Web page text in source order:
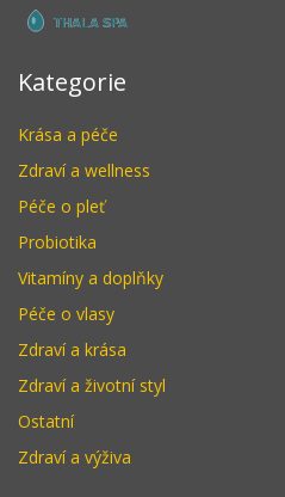
Kategorie
Krása a péče
Zdraví a wellness
Péče o pleť
Probiotika
Vitamíny a doplňky
Péče o vlasy
Zdraví a krása
Zdraví a životní styl
Ostatní
Zdraví a výživa